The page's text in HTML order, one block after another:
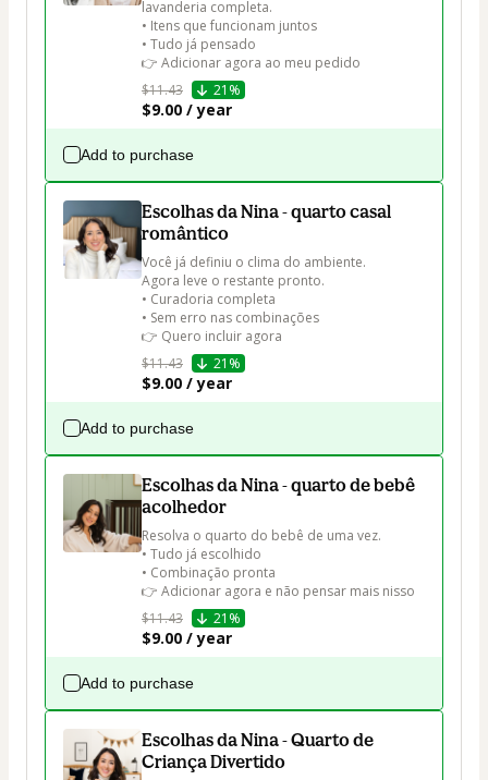
lavanderia completa.
• Itens que funcionam juntos
• Tudo já pensado
👉 Adicionar agora ao meu pedido
$11.43
21%
$9.00 / year
Add to purchase
Escolhas da Nina - quarto casal
romântico
Você já definiu o clima do ambiente.
Agora leve o restante pronto.
• Curadoria completa
• Sem erro nas combinações
👉 Quero incluir agora
$11.43
21%
$9.00 / year
Add to purchase
Escolhas da Nina - quarto de bebê
acolhedor
Resolva o quarto do bebê de uma vez.
• Tudo já escolhido
• Combinação pronta
👉 Adicionar agora e não pensar mais nisso
$11.43
21%
$9.00 / year
Add to purchase
Escolhas da Nina - Quarto de
Criança Divertido